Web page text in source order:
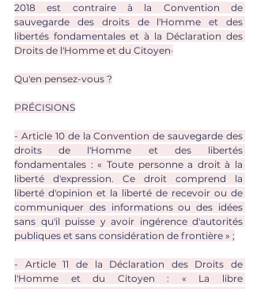
2018 est contraire à la Convention de
sauvegarde des droits de l'Homme et des
libertés fondamentales et à la Déclaration des
Droits de l'Homme et du Citoyen·
Qu'en pensez-vous ?
PRÉCISIONS
- Article 10 de la Convention de sauvegarde des
droits de l'Homme et des libertés
fondamentales : « Toute personne a droit à la
liberté d'expression. Ce droit comprend la
liberté d'opinion et la liberté de recevoir ou de
communiquer des informations ou des idées
sans qu'il puisse y avoir ingérence d'autorités
publiques et sans considération de frontière » ;
- Article 11 de la Déclaration des Droits de
l'Homme et du Citoyen : « La libre